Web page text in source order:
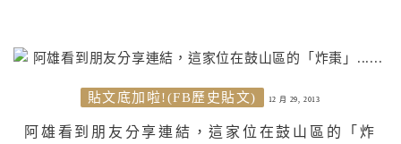
貼文底加啦!(FB歷史貼文) 12 月 29, 2013
阿雄看到朋友分享連結，這家位在鼓山區的「炸